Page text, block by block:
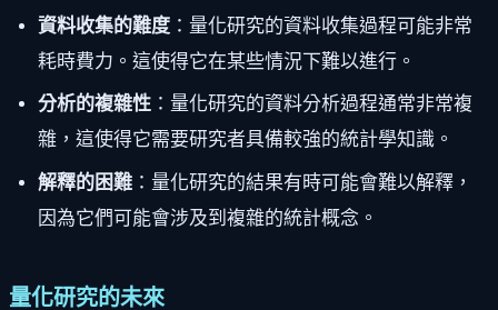
資料收集的難度：量化研究的資料收集過程可能非常
耗時費力。這使得它在某些情況下難以進行。
分析的複雜性：量化研究的資料分析過程通常非常複
雜，這使得它需要研究者具備較強的統計學知識。
解釋的困難：量化研究的結果有時可能會難以解釋，
因為它們可能會涉及到複雜的統計概念。
量化研究的未來